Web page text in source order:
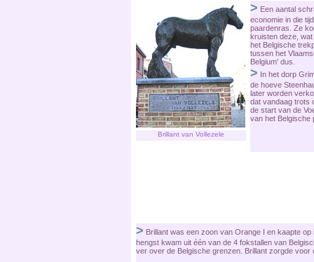
Brillant van Vollezele
> Een aantal
economie in die
paardenras. Ze
kruisten deze,
het Belgische
tussen het
Belgium' dus.
> In het dorp
de hoeve
later worden
dat vandaag trots
de start van de
van het Belgische
> Brillant was een zoon van Orange I en kaapte
hengst kwam uit één van de 4 fokstallen van
ver over de Belgische grenzen. Brillant zorgde voor